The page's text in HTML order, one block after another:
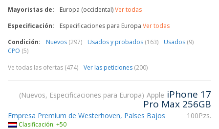
Mayoristas de: Europa (occidental)Ver todas
Especificación:
Especificaciones para Europa Ver todas
Condición:
Nuevos (297) Usados y probados (163) Usados (9)
CPO (5)
Ve todas las ofertas (474)
Ver las peticiones (200)
Nuevos, Especificaciones para Europa Apple iPhone 17
Pro Max 256GB
100Pzs.
Empresa Premium de Westerhoven, Países Bajos
Clasificación: +50